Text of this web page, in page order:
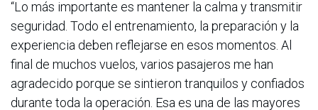
“Lo más importante es mantener la calma y transmitir
seguridad. Todo el entrenamiento, la preparación y la
experiencia deben reflejarse en esos momentos. Al
final de muchos vuelos, varios pasajeros me han
agradecido porque se sintieron tranquilos y confiados
durante toda la operación. Esa es una de las mayores